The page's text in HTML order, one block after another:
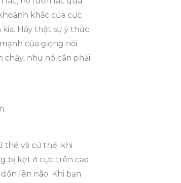
khắc của cực
Hãy thật sự ý thức
của giọng nói
như nó cần phải
thế và cứ thế; khi
bị kẹt ở cực trên cao
lên não. Khi bạn